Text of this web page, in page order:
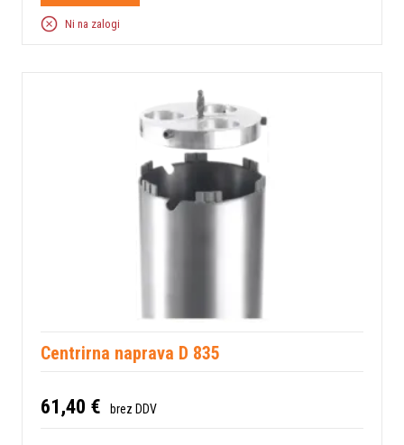
Ni na zalogi
Centrirna naprava D 835
61,40 € brez DDV